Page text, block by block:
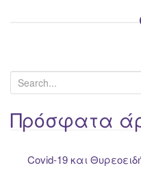
e
a
rΠρόσφατα
Covid-19 και